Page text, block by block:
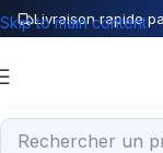
Livraison rapide
Skip to main content